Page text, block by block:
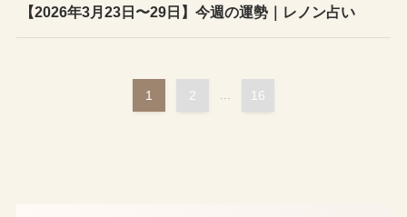
【2026年3月23日〜29日】今週の運勢｜レノン占い
1 2 16